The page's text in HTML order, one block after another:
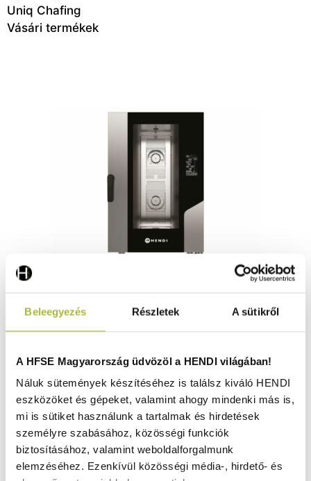
Beleegyezés Részletek A sütikről
A HFSE Magyarország üdvözöl a HENDI világában!
Náluk sütemények készítéséhez is találsz kiváló HENDI
eszközöket és gépeket, valamint ahogy mindenki más is,
mi is sütiket használunk a tartalmak és hirdetések
személyre szabásához, közösségi funkciók
biztosításához, valamint weboldalforgalmunk
elemzéséhez. Ezenkívül közösségi média-, hirdető- és
Uniq Chafing
Vásári termékek
– 400V/15400W – 730x849x(H)1130mm - HENDI 219966
2.078.730Ft
(1.636.795Ft+ ÁFA)
KOSÁRBA